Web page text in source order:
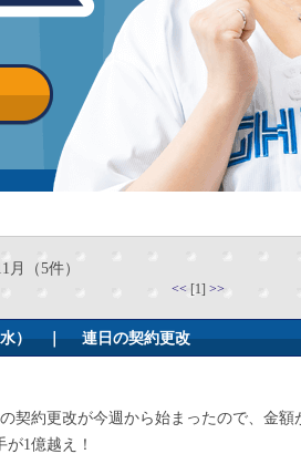
（5件）
<< [1] >>
（水） ｜連日の契約更改
契約更改が今週から始まったので、金額
1億越え！